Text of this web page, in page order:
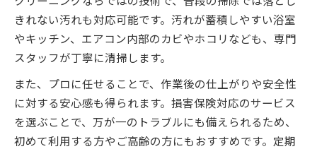
きれない汚れも対応可能です。汚れが蓄積しやすい浴室
やキッチン、エアコン内部のカビやホコリなども、専門
スタッフが丁寧に清掃します。
また、プロに任せることで、作業後の仕上がりや安全性
に対する安心感も得られます。損害保険対応のサービス
を選ぶことで、万が一のトラブルにも備えられるため、
初めて利用する方やご高齢の方にもおすすめです。定期